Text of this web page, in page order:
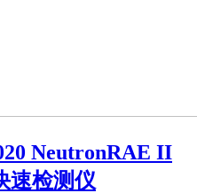
NeutronRAE II
速检测仪